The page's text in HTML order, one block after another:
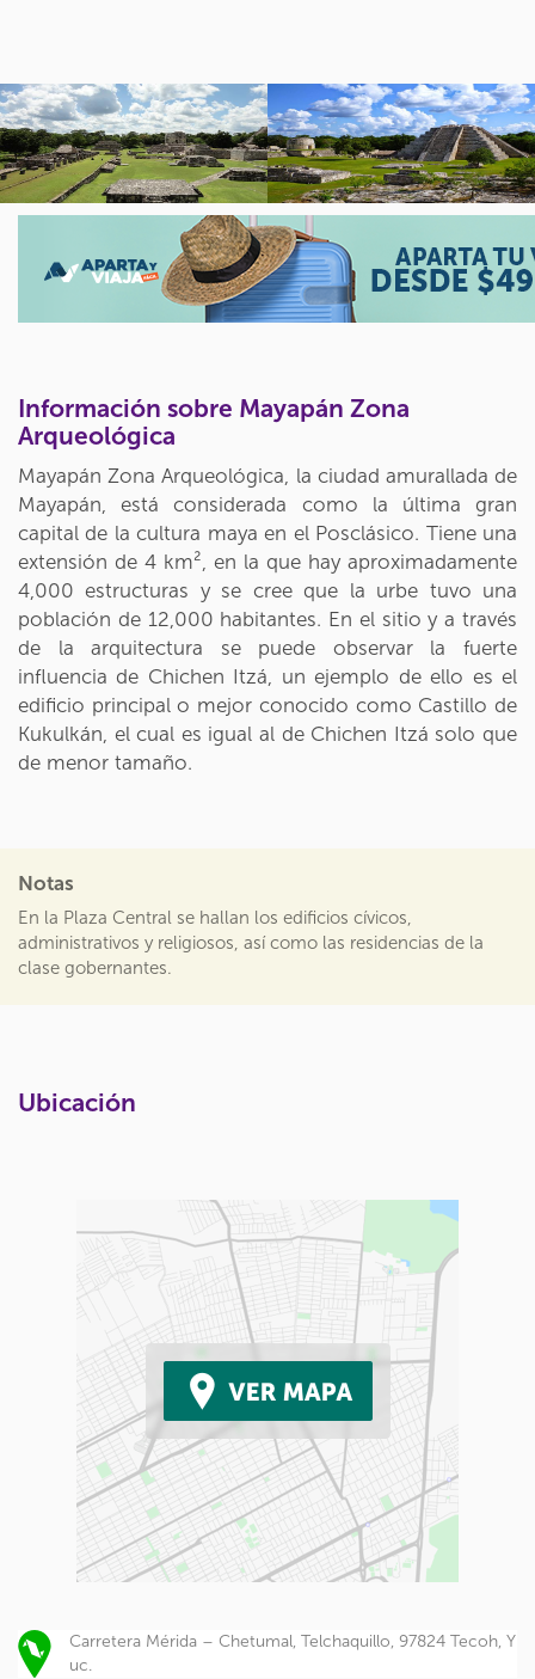
Información sobre Mayapán Zona
Arqueológica
Mayapán Zona Arqueológica, la ciudad amurallada de
Mayapán, está considerada como la última gran
capital de la cultura maya en el Posclásico. Tiene una
extensión de 4 km², en la que hay aproximadamente
4,000 estructuras y se cree que la urbe tuvo una
población de 12,000 habitantes. En el sitio y a través
de la arquitectura se puede observar la fuerte
influencia de Chichen Itzá, un ejemplo de ello es el
edificio principal o mejor conocido como Castillo de
Kukulkán, el cual es igual al de Chichen Itzá solo que
de menor tamaño.
Notas
En la Plaza Central se hallan los edificios cívicos,
administrativos y religiosos, así como las residencias de la
clase gobernantes.
Ubicación
Carretera Mérida – Chetumal, Telchaquillo, 97824 Tecoh, Y
uc.